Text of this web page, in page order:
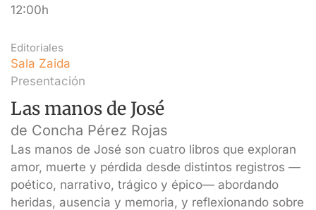
12:00h
Editoriales
Sala Zaida
Presentación
Las manos de José
de Concha Pérez Rojas
Las manos de José son cuatro libros que exploran
amor, muerte y pérdida desde distintos registros —
poético, narrativo, trágico y épico— abordando
heridas, ausencia y memoria, y reflexionando sobre